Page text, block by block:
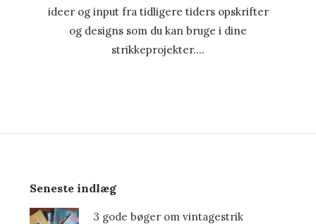
ideer og input fra tidligere tiders opskrifter
og designs som du kan bruge i dine
strikkeprojekter….
Seneste indlæg
3 gode bøger om vintagestrik